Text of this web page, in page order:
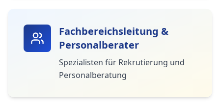
Fachbereichsleitung &
Personalberater
Spezialisten für Rekrutierung und
Personalberatung